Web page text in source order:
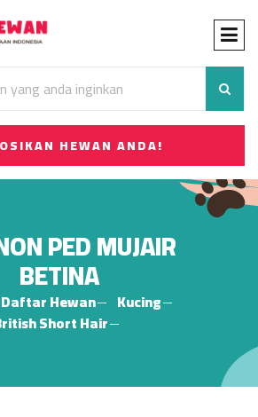
HEWAN ANDA!
PED MUJAIR
BETINA
Daftar Hewan
Kucing
Short Hair